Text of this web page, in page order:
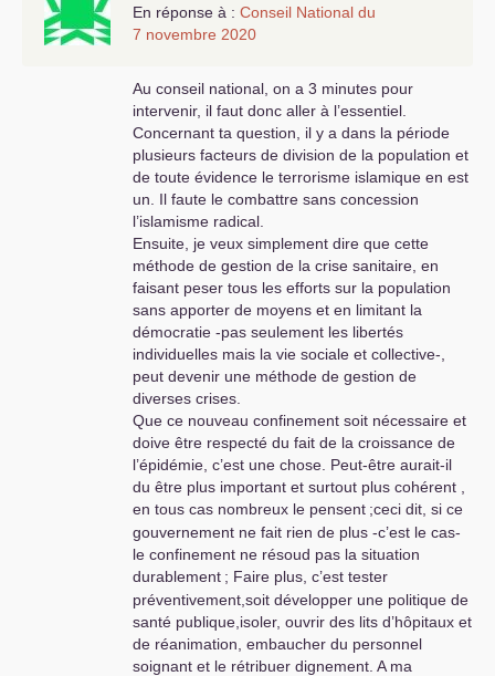
En réponse à : Conseil National du
7 novembre 2020
Au conseil national, on a 3 minutes pour
intervenir, il faut donc aller à l’essentiel.
Concernant ta question, il y a dans la période
plusieurs facteurs de division de la population et
de toute évidence le terrorisme islamique en est
un. Il faute le combattre sans concession
l’islamisme radical.
Ensuite, je veux simplement dire que cette
méthode de gestion de la crise sanitaire, en
faisant peser tous les efforts sur la population
sans apporter de moyens et en limitant la
démocratie -pas seulement les libertés
individuelles mais la vie sociale et collective-,
peut devenir une méthode de gestion de
diverses crises.
Que ce nouveau confinement soit nécessaire et
doive être respecté du fait de la croissance de
l’épidémie, c’est une chose. Peut-être aurait-il
du être plus important et surtout plus cohérent ,
en tous cas nombreux le pensent ;ceci dit, si ce
gouvernement ne fait rien de plus -c’est le cas-
le confinement ne résoud pas la situation
durablement ; Faire plus, c’est tester
préventivement,soit développer une politique de
santé publique,isoler, ouvrir des lits d’hôpitaux et
de réanimation, embaucher du personnel
soignant et le rétribuer dignement. A ma